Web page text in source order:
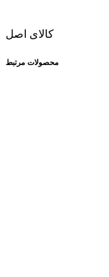
کالای اصل
محصولات مرتبط